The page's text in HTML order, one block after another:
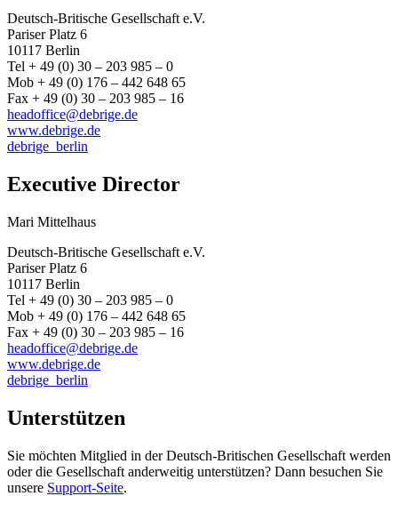
Deutsch-Britische Gesellschaft e.V.
Pariser Platz 6
10117 Berlin
Tel + 49 (0) 30 – 203 985 – 0
Mob + 49 (0) 176 – 442 648 65
Fax + 49 (0) 30 – 203 985 – 16
headoffice@debrige.de
www.debrige.de
debrige_berlin
Executive Director
Mari Mittelhaus
Deutsch-Britische Gesellschaft e.V.
Pariser Platz 6
10117 Berlin
Tel + 49 (0) 30 – 203 985 – 0
Mob + 49 (0) 176 – 442 648 65
Fax + 49 (0) 30 – 203 985 – 16
headoffice@debrige.de
www.debrige.de
debrige_berlin
Unterstützen
Sie möchten Mitglied in der Deutsch-Britischen Gesellschaft werden
oder die Gesellschaft anderweitig unterstützen? Dann besuchen Sie
unsere Support-Seite.